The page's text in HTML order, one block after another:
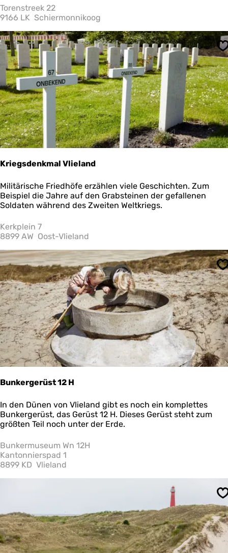
u
r
Torenstreek 22
9166 LK Schiermonnikoog
Kriegsdenkmal Vlieland
K
r
i
g
s
e
n
k
m
a
l
V
l
i
e
l
a
n
d
Militärische Friedhöfe erzählen viele Geschichten. Zum
Beispiel die Jahre auf den Grabsteinen der gefallenen
Soldaten während des Zweiten Weltkriegs.
Kerkplein 7
8899 AW Oost-Vlieland
Bunkergerüst 12 H
B
u
n
e
r
g
r
1
2
H
In den Dünen von Vlieland gibt es noch ein komplettes
Bunkergerüst, das Gerüst 12 H. Dieses Gerüst steht zum
größten Teil noch unter der Erde.
Bunkermuseum Wn 12H
Kantonnierspad 1
8899 KD Vlieland